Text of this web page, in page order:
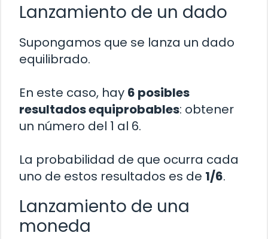
Lanzamiento de un dado
Supongamos que se lanza un dado
equilibrado.
En este caso, hay 6 posibles
resultados equiprobables: obtener
un número del 1 al 6.
La probabilidad de que ocurra cada
uno de estos resultados es de 1/6.
Lanzamiento de una
moneda